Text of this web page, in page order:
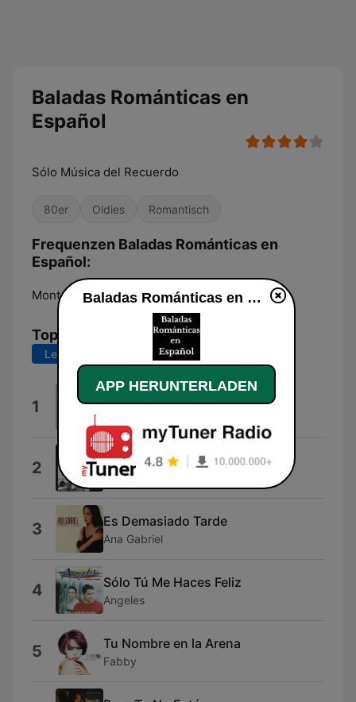
Baladas Románticas en
Español
Sólo Música del Recuerdo
80er Oldies Romantisch
Frequenzen Baladas Románticas en
Español:
Monterrey: Online
Top-Songs
Letzte 7 Tage Letzte 30 Tage
1
2 Mary Es Mi Amor
Leo Dan
3 Es Demasiado Tarde
Ana Gabriel
4 Sólo Tú Me Haces Feliz
Angeles
5 Tu Nombre en la Arena
Fabby
Baladas Románticas en Español live
APP HERUNTERLADEN